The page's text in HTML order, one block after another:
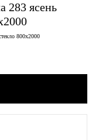
283 ясень
800х2000